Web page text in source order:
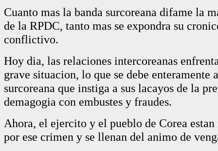
Cuanto mas la banda surcoreana difame la
de la RPDC, tanto mas se expondra su
conflictivo.
Hoy dia, las relaciones intercoreanas
grave situacion, lo que se debe enteramente
surcoreana que instiga a sus lacayos de la
demagogia con embustes y fraudes.
Ahora, el ejercito y el pueblo de Corea
por ese crimen y se llenan del animo de